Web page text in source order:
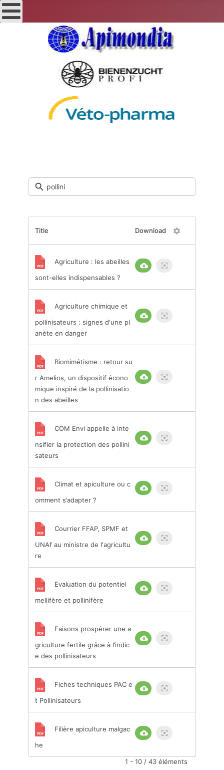
Title Download
Agriculture : les abeilles
sont-elles indispensables ?
Agriculture chimique et
pollinisateurs : signes d'une pl
anète en danger
Biomimétisme : retour su
r Amelios, un dispositif écono
mique inspiré de la pollinisatio
n des abeilles
COM Envi appelle à inte
nsifier la protection des pollini
sateurs
Climat et apiculture ou c
omment s‘adapter ?
Courrier FFAP, SPMF et
UNAf au ministre de l'agricultu
re
Evaluation du potentiel
mellifère et pollinifère
Faisons prospérer une a
griculture fertile grâce à l’indic
e des pollinisateurs
Fiches techniques PAC e
t Pollinisateurs
Filière apiculture malgac
he
1 - 10 / 43 éléments